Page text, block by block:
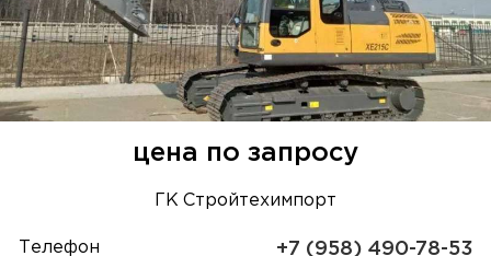
цена по запросу
ГК Стройтехимпорт
Телефон +7 (958) 490-78-53